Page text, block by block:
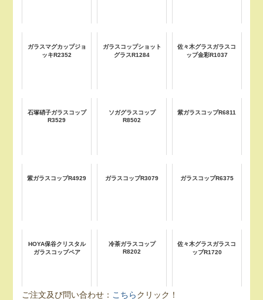
ガラスマグカップジョ
ッキR2352
ガラスコップショット
グラスR1284
佐々木グラスガラスコ
ップ金彩R1037
石塚硝子ガラスコップ
R3529
ソガグラスコップ
R8502
紫ガラスコップR6811
紫ガラスコップR4929 ガラスコップR3079 ガラスコップR6375
HOYA保谷クリスタル
ガラスコップペア
冷茶ガラスコップ
R8202
佐々木グラスガラスコ
ップR1720
ご注文及び問い合わせ： こちらクリック！